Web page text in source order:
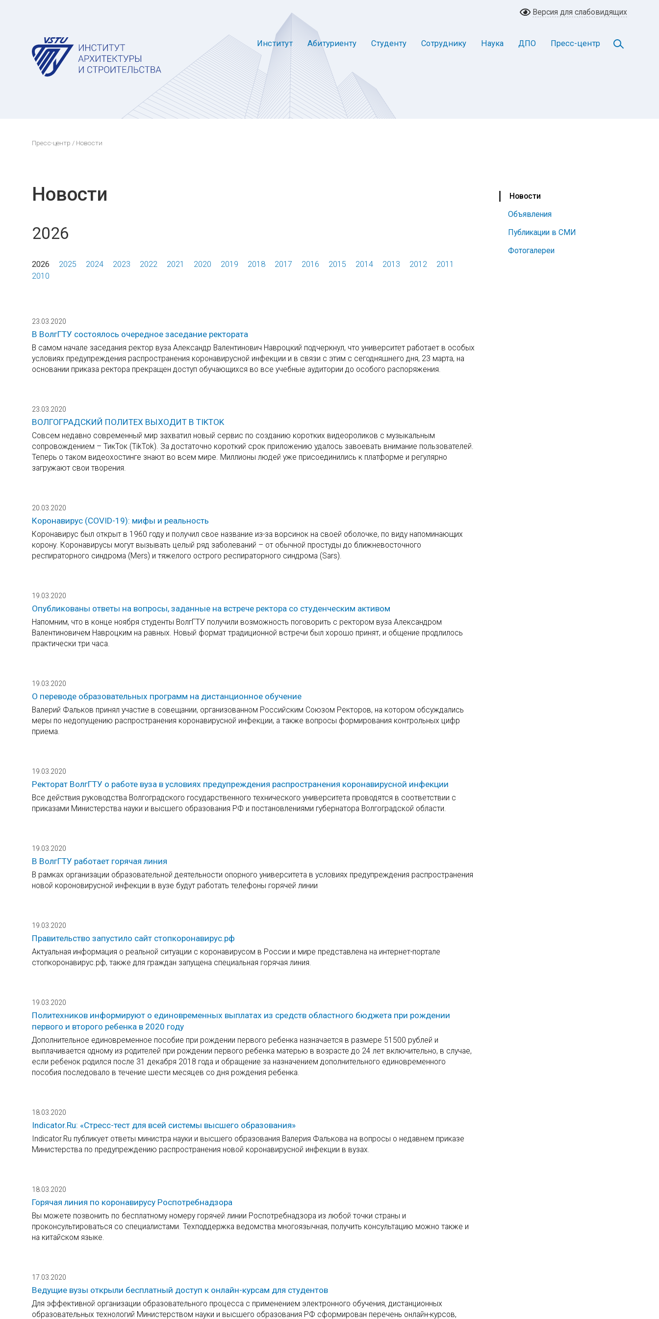
Версия для слабовидящих
Институт Абитуриенту Студенту Сотруднику Наука ДПО Пресс-центр
Пресс-центр / Новости
Новости
Объявления
Публикации в СМИ
Фотогалереи
Новости
2026
2026 2025 2024 2023 2022 2021 2020 2019 2018 2017 2016 2015 2014 2013 2012
2011
2010
23.03.2020
В ВолгГТУ состоялось очередное заседание ректората
В самом начале заседания ректор вуза Александр Валентинович Навроцкий подчеркнул, что университет работает в особых
условиях предупреждения распространения коронавирусной инфекции и в связи с этим с сегодняшнего дня, 23 марта, на
основании приказа ректора прекращен доступ обучающихся во все учебные аудитории до особого распоряжения.
23.03.2020
ВОЛГОГРАДСКИЙ ПОЛИТЕХ ВЫХОДИТ В TIKTOK
Совсем недавно современный мир захватил новый сервис по созданию коротких видеороликов с музыкальным
сопровождением – ТикТок (TikTok). За достаточно короткий срок приложению удалось завоевать внимание пользователей.
Теперь о таком видеохостинге знают во всем мире. Миллионы людей уже присоединились к платформе и регулярно
загружают свои творения.
20.03.2020
Коронавирус (COVID-19): мифы и реальность
Коронавирус был открыт в 1960 году и получил свое название из-за ворсинок на своей оболочке, по виду напоминающих
корону. Коронавирусы могут вызывать целый ряд заболеваний – от обычной простуды до ближневосточного
респираторного синдрома (Mers) и тяжелого острого респираторного синдрома (Sars).
19.03.2020
Опубликованы ответы на вопросы, заданные на встрече ректора со студенческим активом
Напомним, что в конце ноября студенты ВолгГТУ получили возможность поговорить с ректором вуза Александром
Валентиновичем Навроцким на равных. Новый формат традиционной встречи был хорошо принят, и общение продлилось
практически три часа.
19.03.2020
О переводе образовательных программ на дистанционное обучение
Валерий Фальков принял участие в совещании, организованном Российским Союзом Ректоров, на котором обсуждались
меры по недопущению распространения коронавирусной инфекции, а также вопросы формирования контрольных цифр
приема.
19.03.2020
Ректорат ВолгГТУ о работе вуза в условиях предупреждения распространения коронавирусной инфекции
Все действия руководства Волгоградского государственного технического университета проводятся в соответствии с
приказами Министерства науки и высшего образования РФ и постановлениями губернатора Волгоградской области.
19.03.2020
В ВолгГТУ работает горячая линия
В рамках организации образовательной деятельности опорного университета в условиях предупреждения распространения
новой короновирусной инфекции в вузе будут работать телефоны горячей линии
19.03.2020
Правительство запустило сайт стопкоронавирус.рф
Актуальная информация о реальной ситуации с коронавирусом в России и мире представлена на интернет-портале
стопкоронавирус.рф, также для граждан запущена специальная горячая линия.
19.03.2020
Политехников информируют о единовременных выплатах из средств областного бюджета при рождении
первого и второго ребенка в 2020 году
Дополнительное единовременное пособие при рождении первого ребенка назначается в размере 51500 рублей и
выплачивается одному из родителей при рождении первого ребенка матерью в возрасте до 24 лет включительно, в случае,
если ребенок родился после 31 декабря 2018 года и обращение за назначением дополнительного единовременного
пособия последовало в течение шести месяцев со дня рождения ребенка.
18.03.2020
Indicator.Ru: «Стресс-тест для всей системы высшего образования»
Indicator.Ru публикует ответы министра науки и высшего образования Валерия Фалькова на вопросы о недавнем приказе
Министерства по предупреждению распространения новой коронавирусной инфекции в вузах.
18.03.2020
Горячая линия по коронавирусу Роспотребнадзора
Вы можете позвонить по бесплатному номеру горячей линии Роспотребнадзора из любой точки страны и
проконсультироваться со специалистами. Техподдержка ведомства многоязычная, получить консультацию можно также и
на китайском языке.
17.03.2020
Ведущие вузы открыли бесплатный доступ к онлайн-курсам для студентов
Для эффективной организации образовательного процесса с применением электронного обучения, дистанционных
образовательных технологий Министерством науки и высшего образования РФ сформирован перечень онлайн-курсов,